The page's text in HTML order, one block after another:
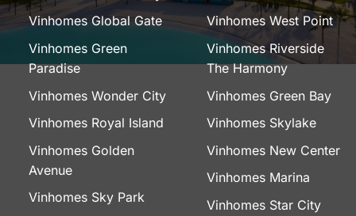
Vinhomes Global Gate
Vinhomes Green
Paradise
Vinhomes Wonder City
Vinhomes Royal Island
Vinhomes Golden
Avenue
Vinhomes Sky Park
Vinhomes West Point
Vinhomes Riverside
The Harmony
Vinhomes Green Bay
Vinhomes Skylake
Vinhomes New Center
Vinhomes Marina
Vinhomes Star City